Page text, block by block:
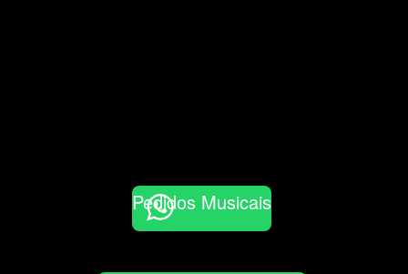
Pedidos Musicais